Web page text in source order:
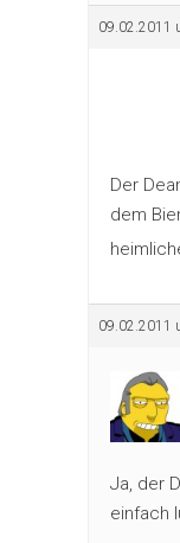
09.02.2011
Der
dem
09.02.2011
Ja, der
einfach